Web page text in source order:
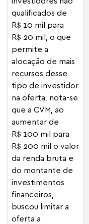
qualificados de
R$ 10 mil para
R$ 20 mil, o que
permite a
alocação de mais
recursos desse
tipo de investidor
na oferta, nota-se
que a CVM, ao
aumentar de
R$ 100 mil para
R$ 200 mil o valor
da renda bruta e
do montante de
investimentos
financeiros,
buscou limitar a
oferta a